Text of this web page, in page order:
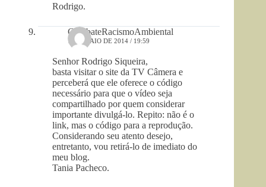
Rodrigo.
CombateRacismoAmbiental
1 DE MAIO DE 2014 / 19:59
Senhor Rodrigo Siqueira,
basta visitar o site da TV Câmera e
perceberá que ele oferece o código
necessário para que o vídeo seja
compartilhado por quem considerar
importante divulgá-lo. Repito: não é o
link, mas o código para a reprodução.
Considerando seu atento desejo,
entretanto, vou retirá-lo de imediato do
meu blog.
Tania Pacheco.